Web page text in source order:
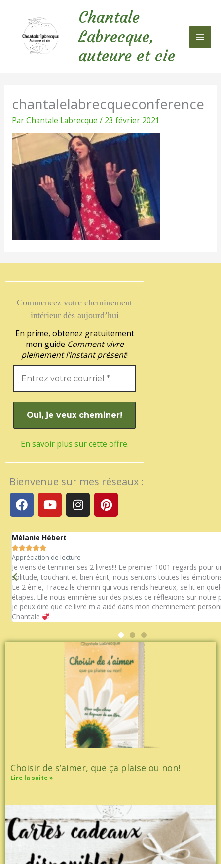
contenu
Chantale
Labrecque,
auteure et cie
chantalelabrecqueconference
ParChantale Labrecque / 23 février 2021
Commencez votre cheminement
intérieur dès aujourd’hui
En prime, obtenez gratuitement
mon guide Comment vivre
pleinement l’instant présent!
En savoir plus sur cette offre.
Bienvenue sur mes réseaux :
F
a
c
e
b
o
o
k
Y
o
u
t
u
b
e
I
n
s
t
g
r
a
m
P
i
n
t
e
s
t
Mélanie Hébert

Appréciation de lecture
Je viens de terminer ses 2 livres!!! Le premier 1001 regards pour
solitude, touchant et bien écrit, nous sentons toutes les
Le 2 ème, Tracez le chemin qui vous rends heureux, se lit en
étapes. Elle nous emmène sur des pistes de réflexions sur notre
je peux dire que ce livre m'a aidé dans mon cheminement
Chantale
Choisir de s’aimer, que ça plaise ou non!
Lire la suite »